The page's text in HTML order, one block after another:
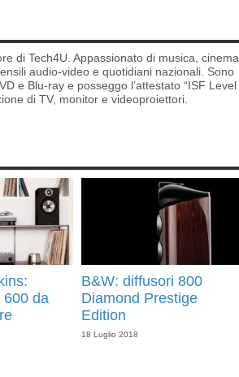
di Tech4U. Appassionato di musica, cinema
audio-video e quotidiani nazionali. Sono
e Blu-ray e posseggo l’attestato “ISF Level
di TV, monitor e videoproiettori.
da
B&W: diffusori 800
Diamond Prestige
Edition
18 Luglio 2018